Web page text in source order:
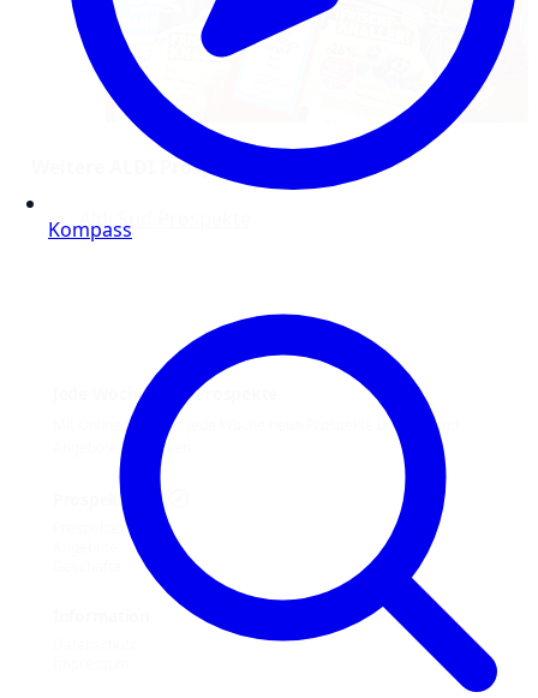
Weitere ALDI Prospekte online
Jede Woche neue Prospekte
Mit Online Prospekt jede Woche neue Prospekte blättern und
Angebote entdecken.
Prospekt-Welt
Kompass